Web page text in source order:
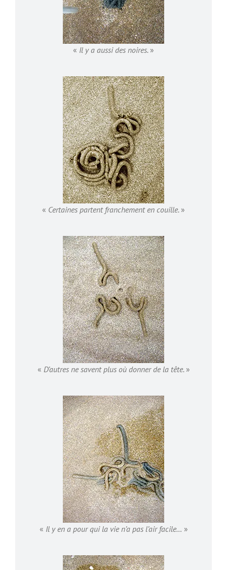
« Il y a aussi des noires. »
« Certaines partent franchement en couille. »
« D’autres ne savent plus où donner de la tête. »
« Il y en a pour qui la vie n’a pas l’air facile… »